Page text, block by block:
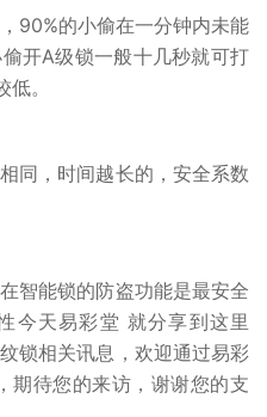
的小偷在一分钟内未能
开A级锁一般十几秒就可打
。
，时间越长的，安全系数
能锁的防盗功能是最安全
今天易彩堂 就分享到这里
锁相关讯息，欢迎通过易彩
期待您的来访，谢谢您的支